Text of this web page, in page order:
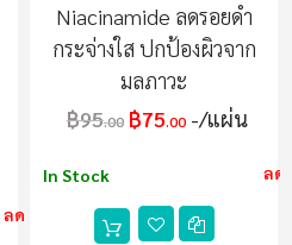
ลด 21%
Niacinamide ลดรอยดำ
กระจ่างใส ปกป้องผิวจาก
มลภาวะ
฿95.00 ฿75.00 /แผ่น
In Stock ลด